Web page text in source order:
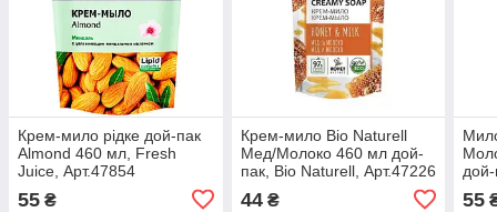
Крем-мило рідке дой-пак
Almond 460 мл, Fresh
Juice, Арт.47854
55 ₴
Крем-мило Bio Naturell
Мед/Молоко 460 мл дой-
пак, Bio Naturell, Арт.47226
44₴ 55